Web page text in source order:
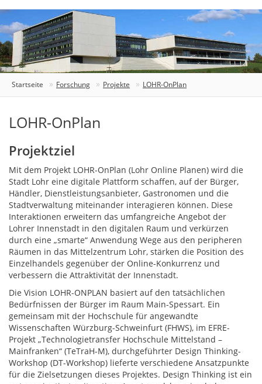
Startseite Forschung Projekte LOHR-OnPlan
LOHR-OnPlan
Projektziel
Mit dem Projekt LOHR-OnPlan (Lohr Online Planen) wird die
Stadt Lohr eine digitale Plattform schaffen, auf der Bürger,
Händler, Dienstleistungsanbieter, Gastronomen und die
Stadtverwaltung miteinander interagieren können. Diese
Interaktionen erweitern das umfangreiche Angebot der
Lohrer Innenstadt in den digitalen Raum und verkürzen
durch eine „smarte“ Anwendung Wege aus den peripheren
Räumen in das Mittelzentrum Lohr, stärken die Position des
Einzelhandels gegenüber der Online-Konkurrenz und
verbessern die Attraktivität der Innenstadt.
Die Vision LOHR-ONPLAN basiert auf den tatsächlichen
Bedürfnissen der Bürger im Raum Main-Spessart. Ein
gemeinsam mit der Hochschule für angewandte
Wissenschaften Würzburg-Schweinfurt (FHWS), im EFRE-
Projekt „Technologietransfer Hochschule Mittelstand –
Mainfranken“ (TeTraH-M), durchgeführter Design Thinking-
Workshop (DT-Workshop) lieferte verschiedene Ansatzpunkte
für die Zielsetzungen dieses Projektes. Design Thinking ist ein